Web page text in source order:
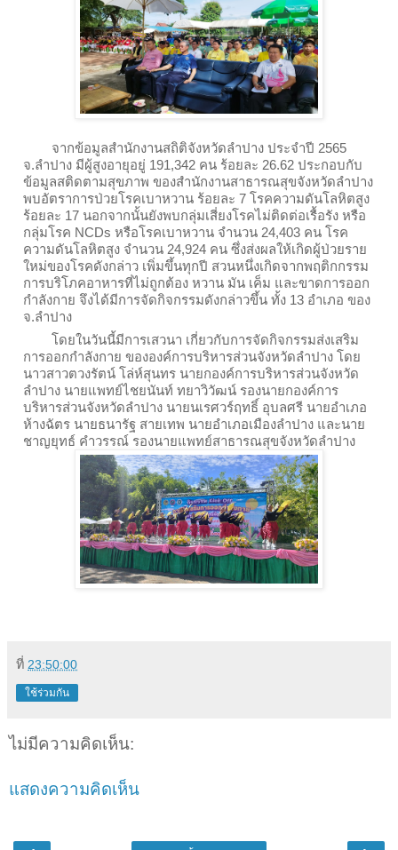
จากข้อมูลสำนักงานสถิติจังหวัดลำปาง ประจำปี 2565
จ.ลำปาง มีผู้สูงอายุอยู่ 191,342 คน ร้อยละ 26.62 ประกอบกับ
ข้อมูลสติดตามสุขภาพ ของสำนักงานสาธารณสุขจังหวัดลำปาง
พบอัตราการป่วยโรคเบาหวาน ร้อยละ 7 โรคความดันโลหิตสูง
ร้อยละ 17 นอกจากนั้นยังพบกลุ่มเสี่ยงโรคไม่ติดต่อเรื้อรัง หรือ
กลุ่มโรค NCDs หรือโรคเบาหวาน จำนวน 24,403 คน โรค
ความดันโลหิตสูง จำนวน 24,924 คน ซึ่งส่งผลให้เกิดผู้ป่วยราย
ใหม่ของโรคดังกล่าว เพิ่มขึ้นทุกปี สวนหนึ่งเกิดจากพฤติกกรรม
การบริโภคอาหารที่ไม่ถูกต้อง หวาน มัน เค็ม และขาดการออก
กำลังกาย จึงได้มีการจัดกิจกรรมดังกล่าวขึ้น ทั้ง 13 อำเภอ ของ
จ.ลำปาง
โดยในวันนี้มีการเสวนา เกี่ยวกับการจัดกิจกรรมส่งเสริม
การออกกำลังกาย ขององค์การบริหารส่วนจังหวัดลำปาง โดย
นาวสาวตวงรัตน์ โล่ห์สุนทร นายกองค์การบริหารส่วนจังหวัด
ลำปาง นายแพทย์ไชยนันท์ ทยาวิวัฒน์ รองนายกองค์การ
บริหารส่วนจังหวัดลำปาง นายนเรศวร์ฤทธิ์ อุบลศรี นายอำเภอ
ห้างฉัตร นายธนารัฐ สายเทพ นายอำเภอเมืองลำปาง และนาย
ชาญยุทธ์ คำวรรณ์ รองนายแพทย์สาธารณสุขจังหวัดลำปาง
ที่ 23:50:00
ใช้ร่วมกัน
ไม่มีความคิดเห็น:
แสดงความคิดเห็น